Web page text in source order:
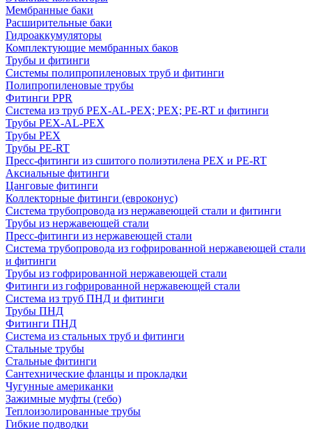
Мембранные баки
Расширительные баки
Гидроаккумуляторы
Комплектующие мембранных баков
Трубы и фитинги
Системы полипропиленовых труб и фитинги
Полипропиленовые трубы
Фитинги PPR
Система из труб PEX-AL-PEX; PEX; PE-RT и фитинги
Трубы PEX-AL-PEX
Трубы PEX
Трубы PE-RT
Пресс-фитинги из сшитого полиэтилена PEX и PE-RT
Аксиальные фитинги
Цанговые фитинги
Коллекторные фитинги (евроконус)
Система трубопровода из нержавеющей стали и фитинги
Трубы из нержавеющей стали
Пресс-фитинги из нержавеющей стали
Система трубопровода из гофрированной нержавеющей стали
и фитинги
Трубы из гофрированной нержавеющей стали
Фитинги из гофрированной нержавеющей стали
Система из труб ПНД и фитинги
Трубы ПНД
Фитинги ПНД
Система из стальных труб и фитинги
Стальные трубы
Стальные фитинги
Сантехнические фланцы и прокладки
Чугунные американки
Зажимные муфты (гебо)
Теплоизолированные трубы
Гибкие подводки